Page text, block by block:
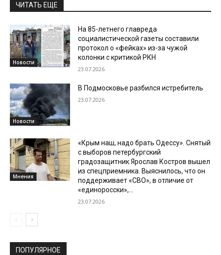
ЧИТАТЬ ЕЩЕ
Новости
На 85-летнего главреда
социалистической газеты составили
протокол о «фейках» из-за чужой
колонки с критикой РКН
23.07.2026
Новости
В Подмосковье разбился истребитель
23.07.2026
Мнения
«Крым наш, надо брать Одессу». Снятый
с выборов петербургский
градозащитник Ярослав Костров вышел
из спецприемника. Выяснилось, что он
поддерживает «СВО», в отличие от
«единоросски»,...
23.07.2026
ПОПУЛЯРНОЕ